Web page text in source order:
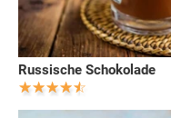
Russische Schokolade